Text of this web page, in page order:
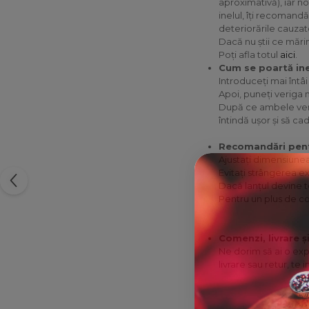
inelul, îți
deteriorările
Dacă nu știi ce
Poți afla totul aici
Cum se poartă
Introduceți mai
Apoi, puneți veriga
După ce ambele
întindă ușor și să
Recomandări
Ajustați
Evitați strângerea
Dacă lanțul devine
Pentru un plus de
Comenzi, livrare
Ne dorim să ai o
livrare sau retur, te